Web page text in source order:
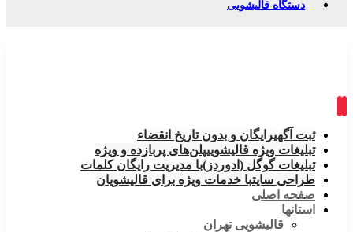
دستگاه قالیشویی
ثبت آگهیرایگان و بدون تاریخ انقضاء
تبلیغات ویژه قالیشوییپلن‌های پربازده و ویژه
تبلیغات گوگل (ادوردز)با مدیریت رایگان کلمات
طراحی سایتبا خدمات ویژه برای قالیشویان
صفحه اصلی
استانها
قالیشویی تهران